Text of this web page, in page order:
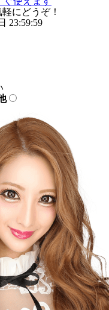
にどうぞ！
23:59:59